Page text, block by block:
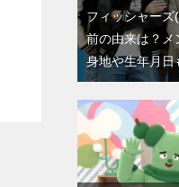
フィッシャー
前の由来は？メ
身地や生年月日